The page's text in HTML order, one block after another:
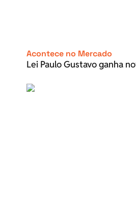
Acontece no Mercado
Lei Paulo Gustavo ganha